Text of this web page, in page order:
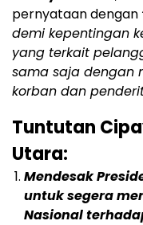
pernyataan dengan
demi kepentingan
yang terkait
sama saja dengan
korban dan
Tuntutan
Utara:
Mendesak
untuk segera
Nasional